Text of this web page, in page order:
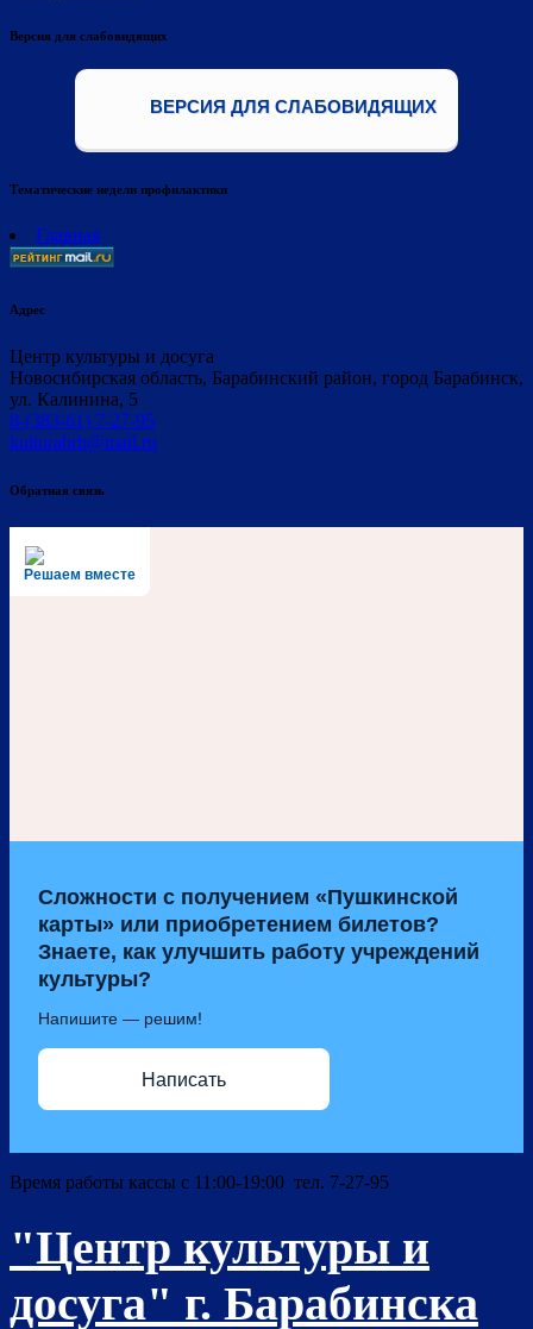
Версия для слабовидящих
ВЕРСИЯ ДЛЯ СЛАБОВИДЯЩИХ
Тематические недели профилактики
Главная
Адрес
Центр культуры и досуга
Новосибирская область, Барабинский район, город Барабинск,
ул. Калинина, 5
8-(383-61) 7-27-95
kulturabrb@mail.ru
Обратная связь
Решаем вместе
Сложности с получением «Пушкинской
карты» или приобретением билетов?
Знаете, как улучшить работу учреждений
культуры?
Напишите — решим!
Написать
Время работы кассы с 11:00-19:00 тел. 7-27-95
"Центр культуры и
досуга" г. Барабинска